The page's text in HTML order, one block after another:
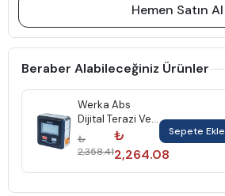
Hemen Satın Al
Beraber Alabileceğiniz Ürünler
Werka Abs
Dijital Terazi Ve
Açı Ölçer 6103-
02 Werka6103-
₺
2,358.41
₺
2,264.08
Sepete Ekle